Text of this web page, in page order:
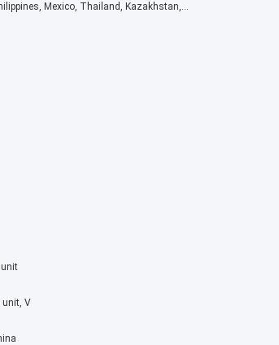
Viet Nam, Philippines, Mexico, Thailand, Kazakhstan, Nigeria, Uzbekistan, Tajikistan
unit, V